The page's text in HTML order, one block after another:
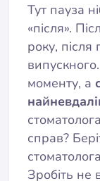
Тут пауза
«після».
року, після
моменту, а
справ?
Зробіть не